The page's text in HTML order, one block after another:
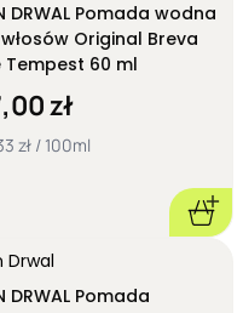
one wysoki poziom
w ryzach nawet
odporne na wilgoć oraz
.Należy jednak pamiętać,
mycia
w Cybersalon.pl?
i kosmetyki do stylizacji
lat wyznaczają
włosów i barberingu
DRWAL Pomada wodna
Original Breva
Tempest 60 ml
zł
zł / 100ml
Drwal
DRWAL Pomada